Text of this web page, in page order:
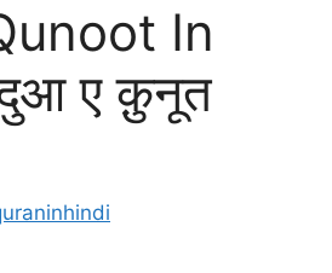
In
ए क़ुनूत